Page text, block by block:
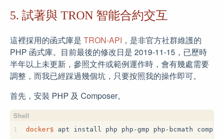
5. 試著與 TRON 智能合約交互
這裡採用的函式庫是 TRON-API ，是非官方社群維護的
PHP 函式庫。目前最後的修改日是 2019-11-15，已歷時
半年以上未更新，參照文件或範例運作時，會有幾處需要
調整，而我已經踩過幾個坑，只要按照我的操作即可。
首先，安裝 PHP 及 Composer。
1 docker$ apt install php php-gmp php-bcmath